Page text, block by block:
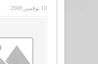
10 نوفمبر,2000